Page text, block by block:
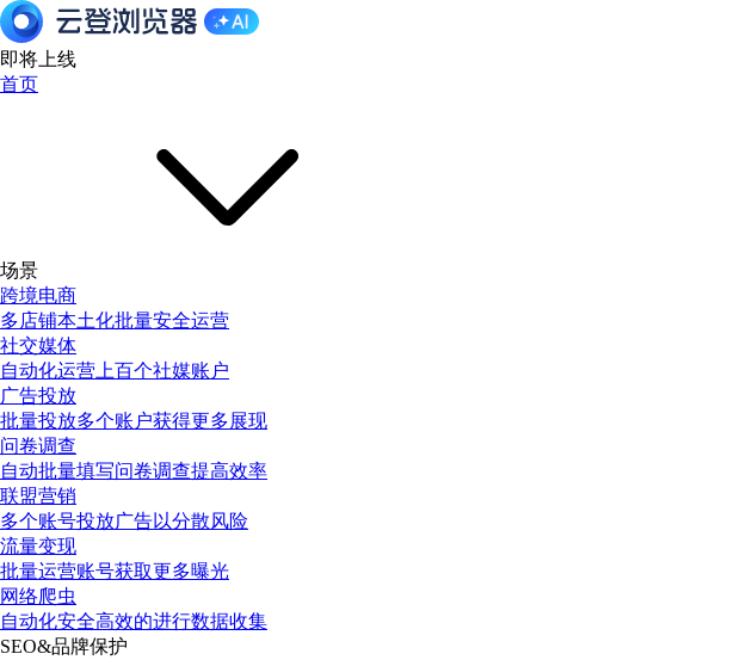
即将上线
首页
场景
跨境电商
多店铺本土化批量安全运营
社交媒体
自动化运营上百个社媒账户
广告投放
批量投放多个账户获得更多展现
问卷调查
自动批量填写问卷调查提高效率
联盟营销
多个账号投放广告以分散风险
流量变现
批量运营账号获取更多曝光
网络爬虫
自动化安全高效的进行数据收集
SEO&品牌保护